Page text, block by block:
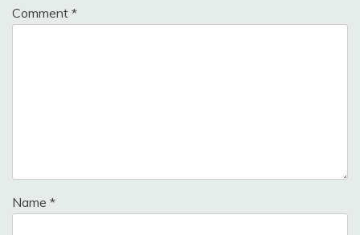
Comment *
Name *